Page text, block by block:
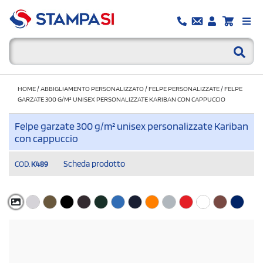
HOME/ABBIGLIAMENTO PERSONALIZZATO/FELPE PERSONALIZZATE/FELPE
GARZATE 300 G/M² UNISEX PERSONALIZZATE KARIBAN CON CAPPUCCIO
Felpe garzate 300 g/m² unisex personalizzate Kariban
con cappuccio
COD. K489 Scheda prodotto